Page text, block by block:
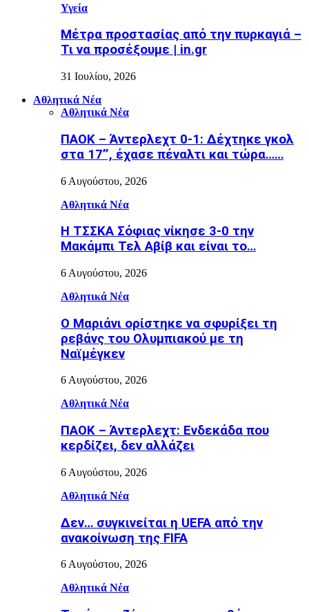
Υγεία
Μέτρα προστασίας από την πυρκαγιά –
Τι να προσέξουμε | in.gr
31 Ιουλίου, 2026
Αθλητικά Νέα
Αθλητικά Νέα
ΠΑΟΚ – Άντερλεχτ 0-1: Δέχτηκε γκολ
στα 17’’, έχασε πέναλτι και τώρα……
6 Αυγούστου, 2026
Αθλητικά Νέα
Η ΤΣΣΚΑ Σόφιας νίκησε 3-0 την
Μακάμπι Τελ Αβίβ και είναι το…
6 Αυγούστου, 2026
Αθλητικά Νέα
Ο Μαριάνι ορίστηκε να σφυρίξει τη
ρεβάνς του Ολυμπιακού με τη
Ναϊμέγκεν
6 Αυγούστου, 2026
Αθλητικά Νέα
ΠΑΟΚ – Άντερλεχτ: Ενδεκάδα που
κερδίζει, δεν αλλάζει
6 Αυγούστου, 2026
Αθλητικά Νέα
Δεν… συγκινείται η UEFA από την
ανακοίνωση της FIFA
6 Αυγούστου, 2026
Αθλητικά Νέα